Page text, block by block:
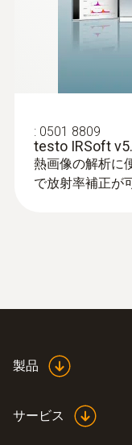
による回
発電(変
変電所の非
続部の熱異
点検できま
: 0501 8809
testo IRSoft
熱画像の解析に
で放射率補正が
製品
サービス